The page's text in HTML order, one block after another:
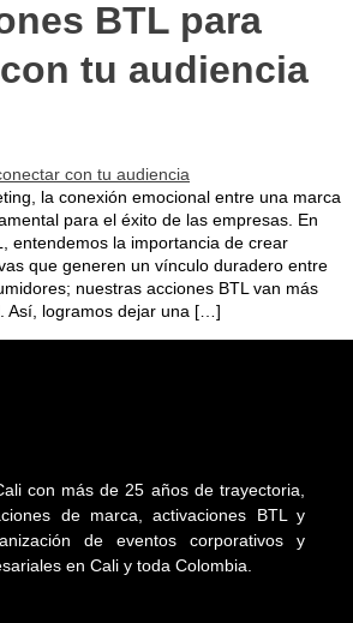
BTL para
tu audiencia
la conexión emocional entre una marca
para el éxito de las empresas. En
entendemos la importancia de crear
que generen un vínculo duradero entre
nuestras acciones BTL van más
Así, logramos dejar una […]
con más de 25 años de trayectoria,
de marca, activaciones BTL y
de eventos corporativos y
en Cali y toda Colombia.